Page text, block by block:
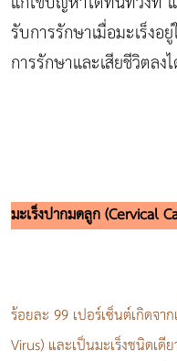
รับการรักษาเมื่อมะเร็งอ
การรักษาและเสียชีวิตลง
มะเร็งปากมดลูก (Cervical
ร้อยละ 99 เปอร์เซ็นต์เกิดจา
Virus) และเป็นมะเร็งชนิดเดี